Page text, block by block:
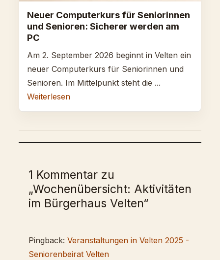
Neuer Computerkurs für Seniorinnen
und Senioren: Sicherer werden am
PC
Am 2. September 2026 beginnt in Velten ein
neuer Computerkurs für Seniorinnen und
Senioren. Im Mittelpunkt steht die ...
Weiterlesen
1 Kommentar zu
„Wochenübersicht: Aktivitäten
im Bürgerhaus Velten“
Pingback: Veranstaltungen in Velten 2025 -
Seniorenbeirat Velten